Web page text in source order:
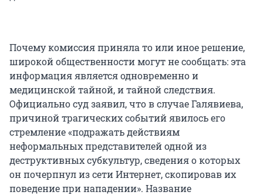
Почему комиссия приняла то или иное решение,
широкой общественности могут не сообщать: эта
информация является одновременно и
медицинской тайной, и тайной следствия.
Официально суд заявил, что в случае Галявиева,
причиной трагических событий явилось его
стремление «подражать действиям
неформальных представителей одной из
деструктивных субкультур, сведения о которых
он почерпнул из сети Интернет, скопировав их
поведение при нападении». Название